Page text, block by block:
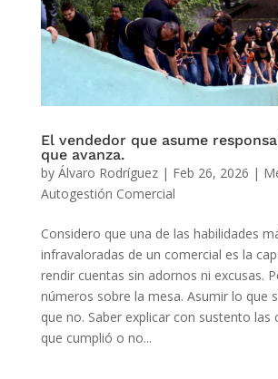
El vendedor que asume
que avanza.
by Álvaro Rodríguez| Feb 26, 2026 |
Autogestión Comercial
Considero que una de las habilidades
infravaloradas de un comercial es la
rendir cuentas sin adornos ni excusas.
números sobre la mesa. Asumir lo que
que no. Saber explicar con sustento las
que cumplió o no...